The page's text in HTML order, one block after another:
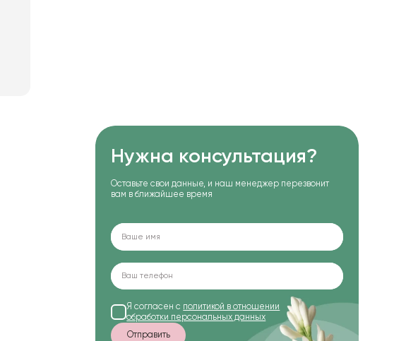
Нужна консультация?
Оставьте свои данные, и наш менеджер перезвонит
вам в ближайшее время
Я согласен с политикой в отношении
обработки персональных данных
Отправить